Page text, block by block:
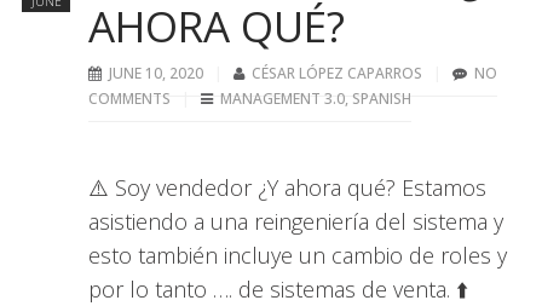
AHORA QUÉ?
JUNE 10, 2020 CÉSAR LÓPEZ CAPARROS
NO
COMMENTS
MANAGEMENT 3.0, SPANISH
⚠️ Soy vendedor ¿Y ahora qué? Estamos
asistiendo a una reingeniería del sistema y
esto también incluye un cambio de roles y
por lo tanto …. de sistemas de venta. ⬆️